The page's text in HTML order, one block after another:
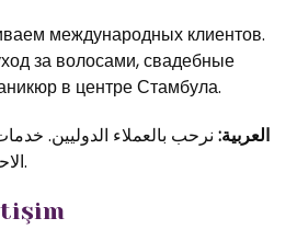
международных клиентов.
за волосами, свадебные
в центре Стамбула.
العربية: نرحب بالعملاء الدوليين.
الاحترافي في قلب اسطنبول.